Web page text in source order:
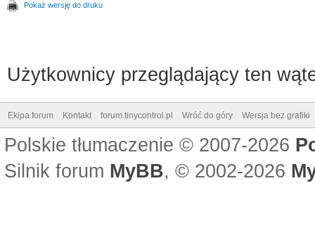
Pokaż wersję do druku
Użytkownicy przeglądający ten
Ekipa forum Kontakt forum.tinycontrol.pl Wróć do góry Wersja bez grafiki
Polskie tłumaczenie © 2007-2026
Silnik forum MyBB, © 2002-2026